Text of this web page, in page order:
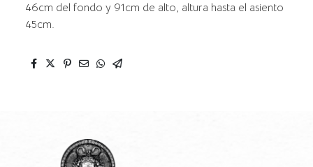
46cm del fondo y 91cm de alto, altura hasta el asiento
45cm.